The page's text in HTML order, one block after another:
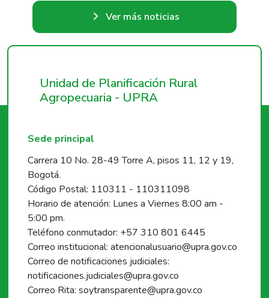
Ver más noticias
Unidad de Planificación Rural
Agropecuaria - UPRA
Sede principal
Carrera 10 No. 28-49 Torre A, pisos 11, 12 y 19,
Bogotá.
Código Postal: 110311 - 110311098
Horario de atención: Lunes a Viernes 8:00 am -
5:00 pm.
Teléfono conmutador: +57 310 801 6445
Correo institucional: atencionalusuario@upra.gov.co
Correo de notificaciones judiciales:
notificaciones.judiciales@upra.gov.co
Correo Rita: soytransparente@upra.gov.co